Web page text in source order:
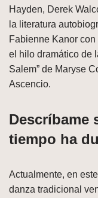
Hayden, Derek
la literatura
Fabienne Kanor
el hilo dramático de
Salem” de Maryse
Ascencio.
Descríbame
tiempo ha
Actualmente, en
danza tradicional